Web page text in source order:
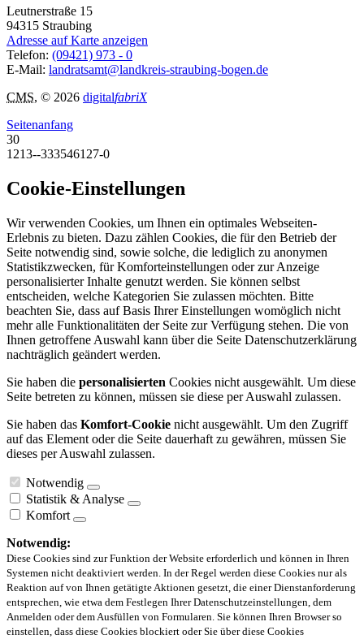
Leutnerstraße 15
94315 Straubing
Adresse auf Karte anzeigen
Telefon: (09421) 973 - 0
E-Mail: landratsamt@landkreis-straubing-bogen.de
CMS, © 2026 digitalfabriX
Seitenanfang
30
1213--333546127-0
Cookie-Einstellungen
Wir verwenden Cookies, um Ihnen ein optimales Webseiten-
Erlebnis zu bieten. Dazu zählen Cookies, die für den Betrieb der
Seite notwendig sind, sowie solche, die lediglich zu anonymen
Statistikzwecken, für Komforteinstellungen oder zur Anzeige
personalisierter Inhalte genutzt werden. Sie können selbst
entscheiden, welche Kategorien Sie zulassen möchten. Bitte
beachten Sie, dass auf Basis Ihrer Einstellungen womöglich nicht
mehr alle Funktionalitäten der Seite zur Verfügung stehen. Die von
Ihnen getroffene Auswahl kann über die Seite Datenschutzerklärung
nachträglich geändert werden.
Sie haben die personalisierten Cookies nicht ausgewählt. Um diese
Seite betreten zu können, müssen sie diese per Auswahl zulassen.
Sie haben das Komfort-Cookie nicht ausgewählt. Um den Zugriff
auf das Element oder die Seite dauerhaft zu gewähren, müssen Sie
dieses per Auswahl zulassen.
Notwendig
Statistik & Analyse
Komfort
Notwendig:
Diese Cookies sind zur Funktion der Website erforderlich und können in Ihren
Systemen nicht deaktiviert werden. In der Regel werden diese Cookies nur als
Reaktion auf von Ihnen getätigte Aktionen gesetzt, die einer Dienstanforderung
entsprechen, wie etwa dem Festlegen Ihrer Datenschutzeinstellungen, dem
Anmelden oder dem Ausfüllen von Formularen. Sie können Ihren Browser so
einstellen, dass diese Cookies blockiert oder Sie über diese Cookies